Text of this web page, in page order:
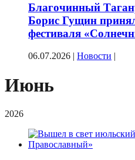
Благочинный
Борис Гущин
фестиваля
06.07.2026 | Новости |
Июнь
2026